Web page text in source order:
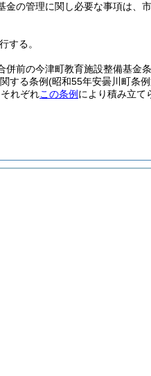
金の管理に関し必要な事項は、
する。
併前の今津町教育施設整備基金
する条例(昭和55年安曇川町条
れぞれこの条例 により積み立て